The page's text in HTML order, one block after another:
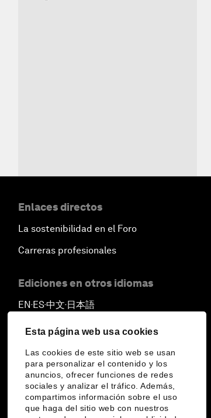
Esta página web usa cookies
Las cookies de este sitio web se usan
para personalizar el contenido y los
anuncios, ofrecer funciones de redes
sociales y analizar el tráfico. Además,
compartimos información sobre el uso
que haga del sitio web con nuestros
Enlaces directos
La sostenibilidad en el Foro
Carreras profesionales
Ediciones en otros idiomas
EN ▪ES▪中文▪ 日本語